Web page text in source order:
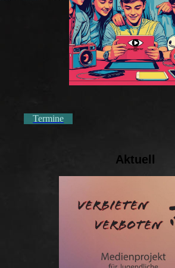
Termine
Aktuell